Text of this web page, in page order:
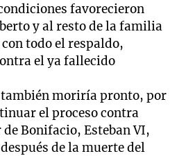
favorecieron
y al resto de la familia
todo el respaldo,
el ya fallecido
también moriría pronto, por
el proceso contra
Bonifacio, Esteban VI,
de la muerte del